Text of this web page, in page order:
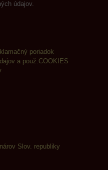
údajov.
poriadok
a použ.COOKIES
Slov. republiky